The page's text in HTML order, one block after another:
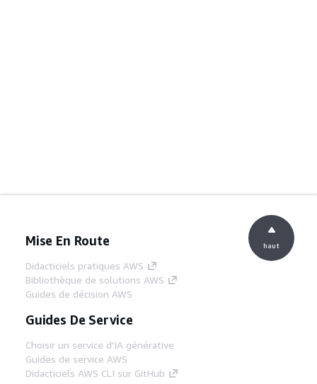
Mise En Route
Didacticiels pratiques AWS
Bibliothèque de solutions AWS
Guides de décision AWS
Guides De Service
Choisir un service d'IA générative
Guides de service AWS
Didacticiels AWS CLI sur GitHub
haut